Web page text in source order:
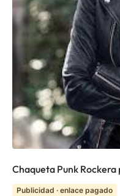
Chaqueta Punk
Publicidad · enlace pagado